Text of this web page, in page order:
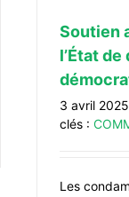
Soutien
l’État
3 avril 2025
clés :
Les